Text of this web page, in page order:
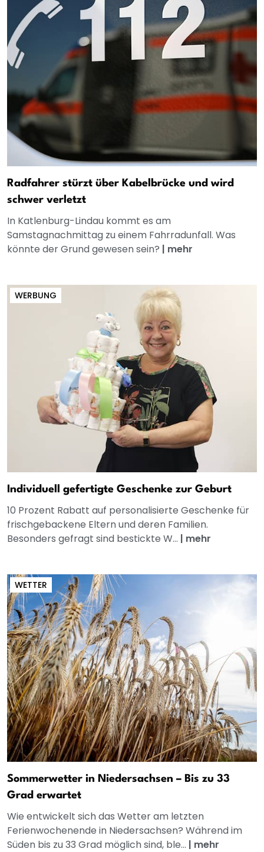
Radfahrer stürzt über Kabelbrücke und wird
schwer verletzt
In Katlenburg-Lindau kommt es am
Samstagnachmittag zu einem Fahrradunfall. Was
könnte der Grund gewesen sein? | mehr
WERBUNG
Individuell gefertigte Geschenke zur Geburt
10 Prozent Rabatt auf personalisierte Geschenke für
frischgebackene Eltern und deren Familien.
Besonders gefragt sind bestickte W... | mehr
WETTER
Sommerwetter in Niedersachsen – Bis zu 33
Grad erwartet
Wie entwickelt sich das Wetter am letzten
Ferienwochenende in Niedersachsen? Während im
Süden bis zu 33 Grad möglich sind, ble... | mehr